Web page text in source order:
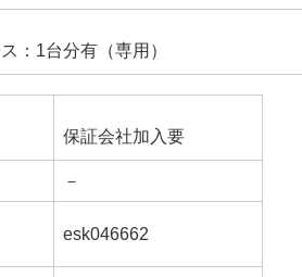
：1台分有（専用）
保証会社加入要
－
esk046662